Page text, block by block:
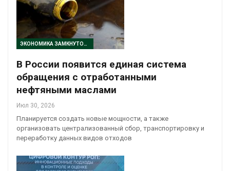
ЭКОНОМИКА ЗАМКНУТОГО ЦИКЛА
В России появится единая система
обращения с отработанными
нефтяными маслами
Июл 30, 2026
Планируется создать новые мощности, а также
организовать централизованный сбор, транспортировку и
переработку данных видов отходов